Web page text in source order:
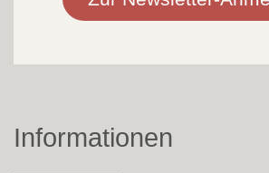
Informationen